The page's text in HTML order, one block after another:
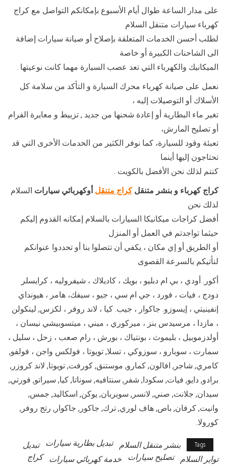
على مدار الساعة طوال أيام الأسبوع بإمكانكم التواصل مع كراج
كهرباء سيارات متنقل السلام
لطلب أحسن الخدمات المتعلقة بإصلاح أو صيانة سيارات إضافة
الى الشاحنات الكبيرة أو خاصة
الميكانيك والكهرباء التي تعد عصب السيارة مهما كانت نوعيتها .
نعمل على صيانة كهرباء محرك السيارة و التأكد من سلامة كل
الأسلاك أو التوصيلات إليه ،
تغير ماء البطارية أو إعادة شحنها من جديد , تزبيط و معايرة الفرام
أو تصليح المارش،
تعبئة وقود للسيارة، كما نوفر الكثير من الخدمات الأخرى التي قد
تحتاجون إليها أينما
كنتم لذلك نحن الأفضل بالكويت .
كراج كهرباء و بنشر متنقلكراج متنقل أوكهربائي سيارات السلام
لذلك نحن
أفضل كراجات ميكانيكا السيارات بالسلام إمكانه القدوم إليكم
حيثما تواجدتم في العمل أو المنزل
أو الطريق أو إي مكان ، يكفي أن تتصلوا بنا أو تحددوا عنوانكم
لنأتيكم بالسرعة القصوى
أكور. أودي ، بي ام دبليو ، بويك ، كاديلاك ، شيفروليه ، كرايسلر
دودج ، فيات ، فورد ، جي ام سي ، جيو ، سيفك، هامر ، هيونداي
إنفينيتي ، إيسوزو. جاكوار ، جيب. كيا ، لاند روفر ، لكزس, لينكولن
، مازدا ، مرسيدس بنز ، ميركوري ، ميني ، ميتسوبيشي نيسان ،
أولدزموبيل ، بليموث ، بونتياك ، بورش ، رام صعب ، زحل ، سليل ،
سمارت ، سوبارو ، سوزوكي ، تسلا, تويوتا ، فولكس واجن ، فولفو,
كامري, شاجر, افالون, كمارو, موستنق, كورفت, تويوتا, لاند كروزر,
برادو, دايو, فيات, سكودا, شفر, سنتافيه, سوناتا, كيا, سيراتو, فورتي,
سيدان, جلانت, صني, لانسر, سوبربان, يوكن, اسكاليد, جمس,
وانيت, كرفان, باص, هاف لوري, ترك, جاكور, جاكوار, رتج روفر,
كورولا.
Tags بنشر متنقل السلام تبديل بطارية سيارات
تبديل
تواير السلام
تصليح سيارات خدمة كهربائي سيارات
كراج